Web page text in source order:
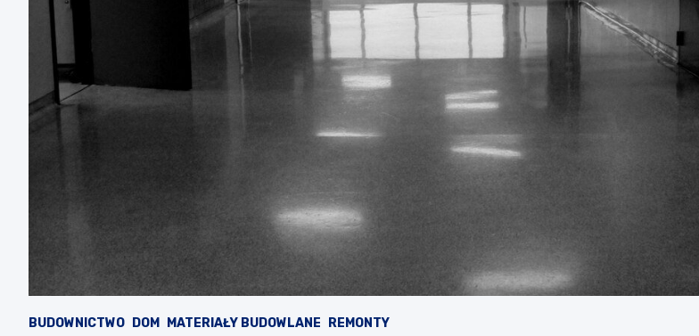
BUDOWNICTWO DOM MATERIAŁY BUDOWLANE REMONTY